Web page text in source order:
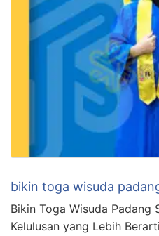
bikin toga wisuda
Bikin Toga Wisuda Padang
Kelulusan yang Lebih